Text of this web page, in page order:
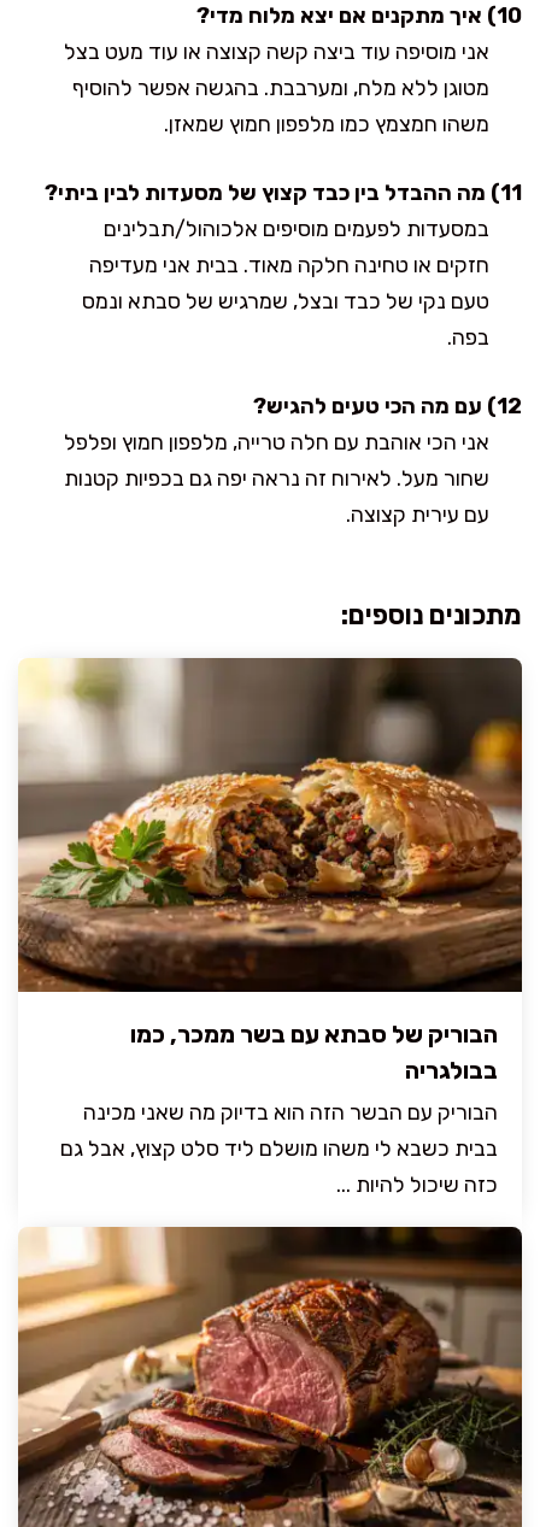
10) איך מתקנים אם יצא מלוח מדי?
אני מוסיפה עוד ביצה קשה קצוצה או עוד מעט בצל
מטוגן ללא מלח, ומערבבת. בהגשה אפשר להוסיף
משהו חמצמץ כמו מלפפון חמוץ שמאזן.
11) מה ההבדל בין כבד קצוץ של מסעדות לבין ביתי?
במסעדות לפעמים מוסיפים אלכוהול/תבלינים
חזקים או טחינה חלקה מאוד. בבית אני מעדיפה
טעם נקי של כבד ובצל, שמרגיש של סבתא ונמס
בפה.
12) עם מה הכי טעים להגיש?
אני הכי אוהבת עם חלה טרייה, מלפפון חמוץ ופלפל
שחור מעל. לאירוח זה נראה יפה גם בכפיות קטנות
עם עירית קצוצה.
מתכונים נוספים:
הבוריק של סבתא עם בשר ממכר, כמו
בבולגריה
הבוריק עם הבשר הזה הוא בדיוק מה שאני מכינה
בבית כשבא לי משהו מושלם ליד סלט קצוץ, אבל גם
כזה שיכול להיות ...